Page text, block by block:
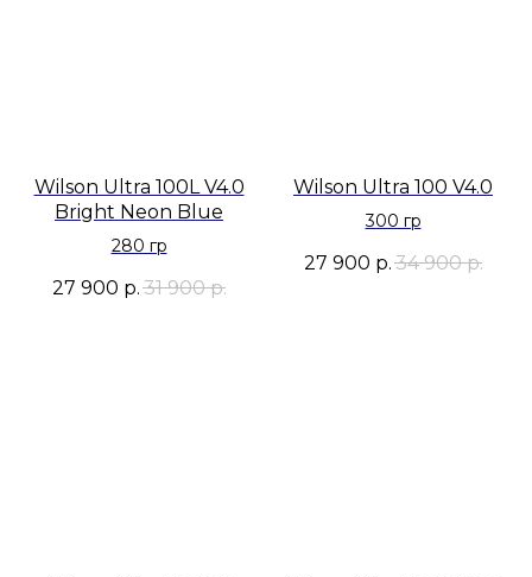
Wilson Ultra 100L V4.0
Bright Neon Blue
280 гр
27 900 р.31 900 р.
Wilson Ultra 100 V4.0
300 гр
27 900 р.34 900 р.